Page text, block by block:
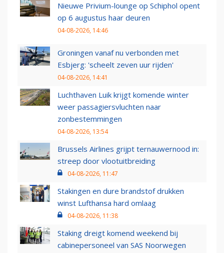
Nieuwe Privium-lounge op Schiphol opent
op 6 augustus haar deuren
04-08-2026, 14:46
Groningen vanaf nu verbonden met
Esbjerg: 'scheelt zeven uur rijden'
04-08-2026, 14:41
Luchthaven Luik krijgt komende winter
weer passagiersvluchten naar
zonbestemmingen
04-08-2026, 13:54
Brussels Airlines grijpt ternauwernood in:
streep door vlootuitbreiding
04-08-2026, 11:47
Stakingen en dure brandstof drukken
winst Lufthansa hard omlaag
04-08-2026, 11:38
Staking dreigt komend weekend bij
cabinepersoneel van SAS Noorwegen